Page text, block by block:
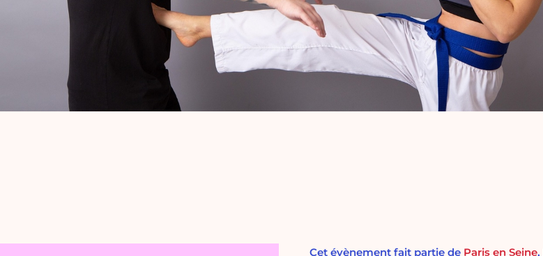
Cet évènement fait partie de Paris en Seine,